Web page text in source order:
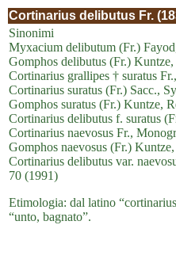
Cortinarius delibutus Fr.
Sinonimi
Myxacium delibutum (Fr.)
Gomphos delibutus (Fr.)
Cortinarius grallipes † suratus
Cortinarius suratus (Fr.) Sacc.,
Gomphos suratus (Fr.) Kuntze,
Cortinarius delibutus f. suratus
Cortinarius naevosus Fr.,
Gomphos naevosus (Fr.)
Cortinarius delibutus var.
70 (1991)
Etimologia: dal latino
“unto, bagnato”.